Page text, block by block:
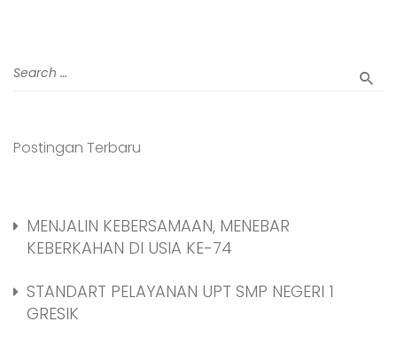
Postingan Terbaru
MENJALIN KEBERSAMAAN, MENEBAR
KEBERKAHAN DI USIA KE-74
STANDART PELAYANAN UPT SMP NEGERI 1
GRESIK